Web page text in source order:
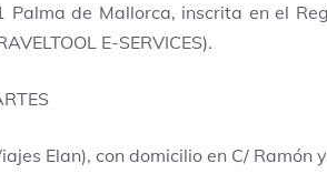
Palma de Mallorca, inscrita en el
E-SERVICES).
Elan), con domicilio en C/